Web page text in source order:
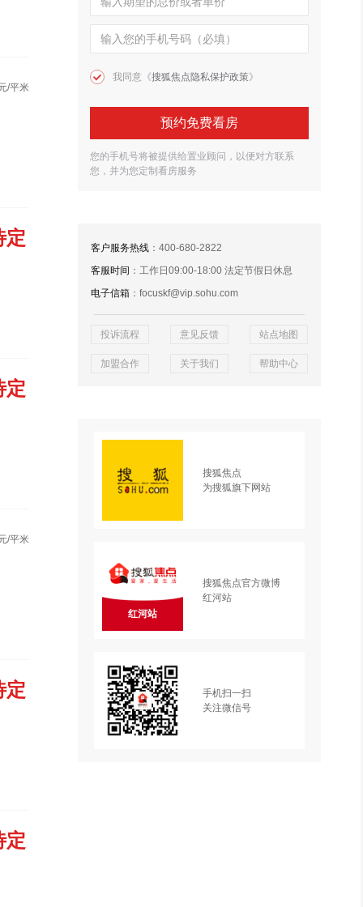
/平米
定
定
/平米
定
定
我同意《搜狐焦点隐私保护政策》
预约免费看房
您的手机号将被提供给置业顾问，以便对方联系
您，并为您定制看房服务
客户服务热线 ：400-680-2822
客服时间 ：工作日09:00-18:00 法定节假日休息
电子信箱 ：focuskf@vip.sohu.com
投诉流程 意见反馈 站点地图
加盟合作 关于我们 帮助中心
搜狐焦点
为搜狐旗下网站
红河站
搜狐焦点官方微博
红河站
手机扫一扫
关注微信号